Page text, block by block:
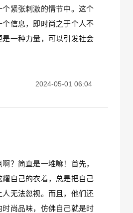
紧张刺激的情节中。这个
信息，即时尚之于个人不
一种力量，可以引发社会
2024-05-01 06:04
？简直是一堆嘛！首先，
自己的衣着，总是把自己
无法忽视。而且，他们还
尚品味，仿佛自己就是时